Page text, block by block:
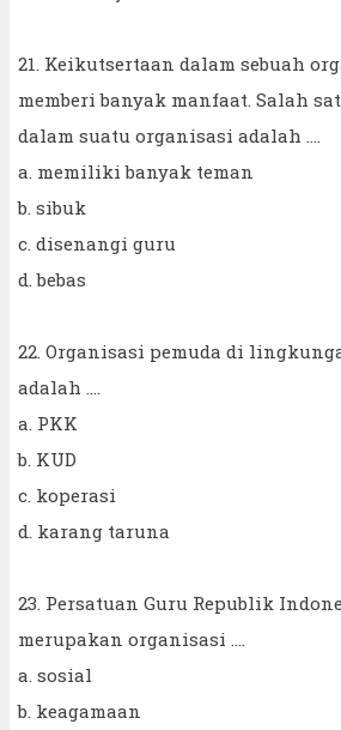
21. Keikutsertaan dalam sebuah
memberi banyak manfaat. Salah
dalam suatu organisasi adalah ....
a. memiliki banyak teman
b. sibuk
c. disenangi guru
d. bebas
22. Organisasi pemuda di
adalah ....
a. PKK
b. KUD
c. koperasi
d. karang taruna
23. Persatuan Guru Republik
merupakan organisasi ....
a. sosial
b. keagamaan